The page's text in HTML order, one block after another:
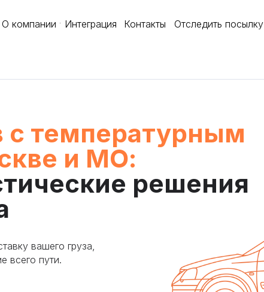
О компании Интеграция Контакты Отследить посылку
вашего груза,
всего пути.
с температурным
и МО:
решения